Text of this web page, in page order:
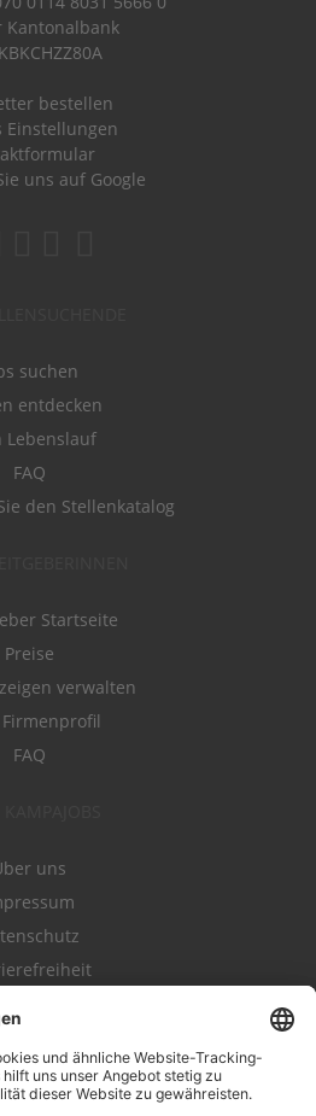
Kantonalbank
bestellen
Einstellungen
uns auf Google
suchen
entdecken
Lebenslauf
FAQ
den Stellenkatalog
Startseite
Preise
verwalten
FAQ
uns